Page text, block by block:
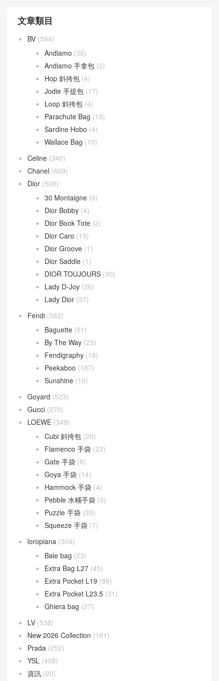
WeChat 微信互動
文章類目
(594)
Andiamo(30)
Andiamo 手拿包
Hop 斜挎包(4)
Jodie 手提包
Loop 斜挎包(4)
Parachute Bag(10)
Sardine Hobo(4)
Wallace Bag(10)
Celine(340)
Chanel(669)
Dior(508)
30 Montaigne
Dior Bobby(4)
Dior Book Tote(2)
Dior Caro(15)
Dior Groove(1)
Dior Saddle(1)
DIOR TOUJOURS(30)
Lady D-Joy(26)
Lady Dior (37)
Fendi(582)
Baguette (51)
By The Way(23)
Fendigraphy (18)
Peekaboo(107)
Sunshine(10)
Goyard(523)
Gucci(270)
LOEWE(349)
Cubi 斜挎包
Flamenco 手袋